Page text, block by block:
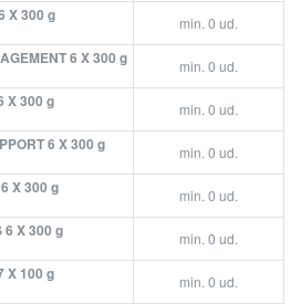
X 300 g
min. 0 ud.
6 X 300 g
min. 0 ud.
X 300 g
min. 0 ud.
6 X 300 g
min. 0 ud.
X 300 g
min. 0 ud.
6 X 300 g
min. 0 ud.
X 100 g
min. 0 ud.